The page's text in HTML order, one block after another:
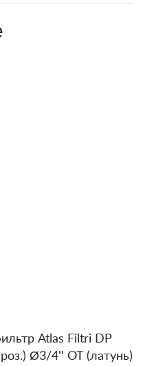
Atlas Filtri DP
Ø3/4'' OT (латунь)